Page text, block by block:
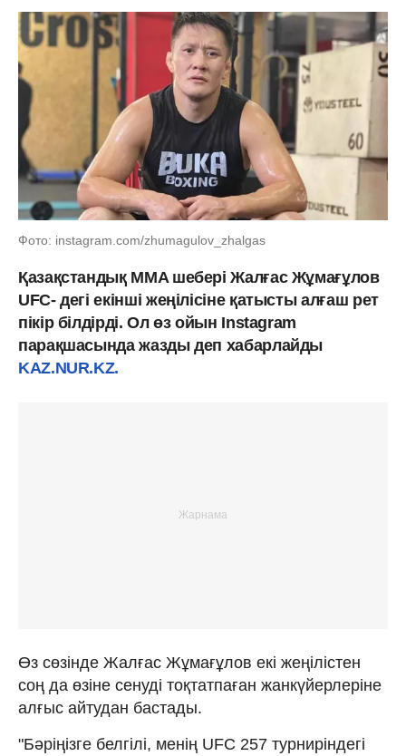
Фото: instagram.com/zhumagulov_zhalgas
Қазақстандық MMA шебері Жалғас Жұмағұлов
UFC- дегі екінші жеңілісіне қатысты алғаш рет
пікір білдірді. Ол өз ойын Instagram
парақшасында жазды деп хабарлайды
KAZ.NUR.KZ.
Өз сөзінде Жалғас Жұмағұлов екі жеңілістен
соң да өзіне сенуді тоқтатпаған жанкүйерлеріне
алғыс айтудан бастады.
"Бәріңізге белгілі, менің UFC 257 турниріндегі